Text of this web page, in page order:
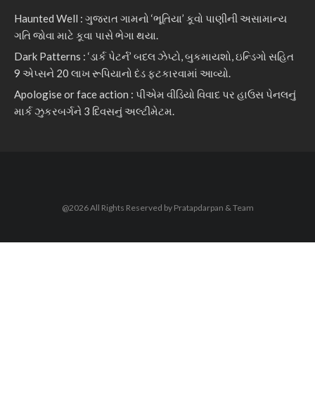
Haunted Well : ગુજરાત ગામનો ‘ભૂતિયા’ કૂવો પાણીની અસામાન્ય
ગતિ જોવા માટે કૂવા પાસે ભેગા થયા.
Dark Patterns : ‘ડાર્ક પેટર્ન’ બદલ ઝેપ્ટો, બુકમાયશો, ઇન્ડિગો સહિત
9 એપ્સને 20 લાખ રૂપિયાનો દંડ ફટકારવામાં આવ્યો.
Apologise or face action : પીએમ વીડિયો વિવાદ પર હાઉસ પેનલનું
માર્ક ઝુકરબર્ગને 3 દિવસનું અલ્ટીમેટમ.
@2026 All Rights Reserved by Pratapdarpan & Team